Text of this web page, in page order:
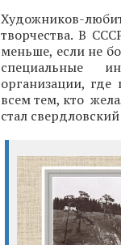
Художников-
творчества. В
меньше, если не
специальные
организации, где
всем тем, кто
стал